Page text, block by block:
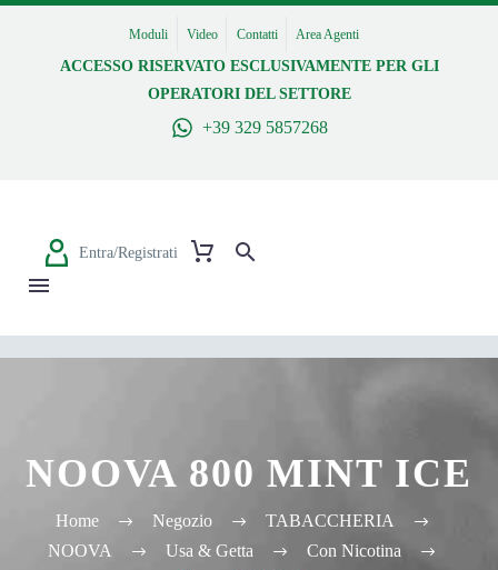
Moduli Video Contatti Area Agenti
ACCESSO RISERVATO ESCLUSIVAMENTE PER GLI
OPERATORI DEL SETTORE
+39 329 5857268
Entra/Registrati
NOOVA 800 MINT ICE
Home Negozio
TABACCHERIA
NOOVA
Usa & Getta
Con Nicotina